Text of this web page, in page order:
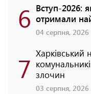
6 Вступ-2026:
отримали
04 серпня,
7 Харківський
злочин
03 серпня,